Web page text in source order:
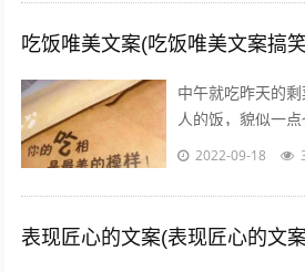
吃饭唯美文案(吃饭唯美文案搞
中午就吃昨天的
人的饭，貌似一
鱼，超级开胃呀
2022-09-18
表现匠心的文案(表现匠心的文